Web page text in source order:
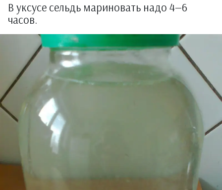
В уксусе сельдь мариновать надо 4—6
часов.